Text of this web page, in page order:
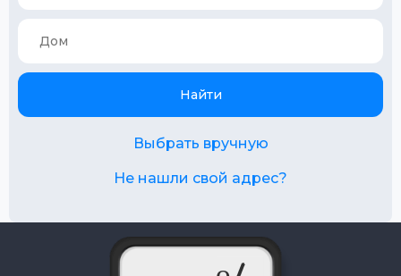
Найти
Выбрать вручную
Не нашли свой адрес?